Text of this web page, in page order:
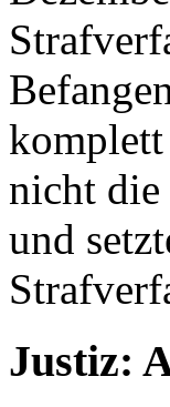
nicht
und
Justiz: